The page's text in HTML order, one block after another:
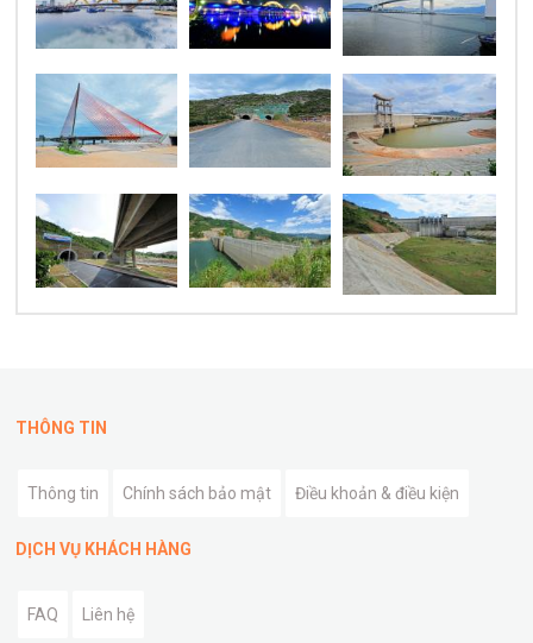
THÔNG TIN
Thông tin Chính sách bảo mật Điều khoản & điều kiện
DỊCH VỤ KHÁCH HÀNG
FAQ Liên hệ